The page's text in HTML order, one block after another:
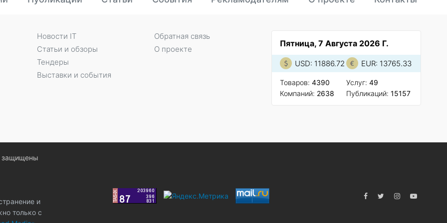
Пятница, 7 Августа 2026 Г.
USD: 11886.72 EUR: 13765.33
Товаров: 4390
Компаний: 2638
Услуг: 49
Публикаций: 15157
Новости IT
Статьи и обзоры
Тендеры
Выставки и события
Обратная связь
О проекте
защищены
и
только с